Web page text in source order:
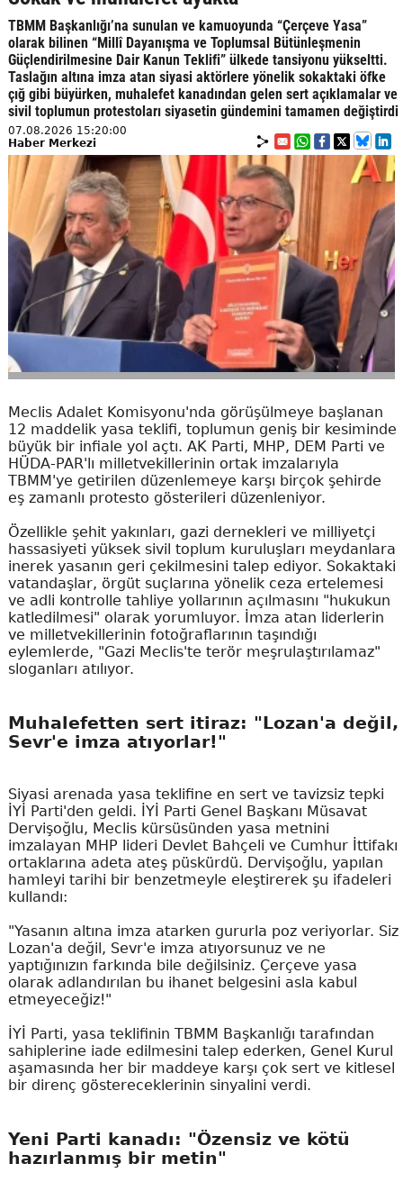
TBMM Başkanlığı’na sunulan ve kamuoyunda “Çerçeve Yasa”
olarak bilinen “Millî Dayanışma ve Toplumsal Bütünleşmenin
Güçlendirilmesine Dair Kanun Teklifi” ülkede tansiyonu yükseltti.
Taslağın altına imza atan siyasi aktörlere yönelik sokaktaki öfke
çığ gibi büyürken, muhalefet kanadından gelen sert açıklamalar ve
sivil toplumun protestoları siyasetin gündemini tamamen değiştirdi
07.08.2026 15:20:00
Haber Merkezi
Meclis Adalet Komisyonu'nda görüşülmeye başlanan
12 maddelik yasa teklifi, toplumun geniş bir kesiminde
büyük bir infiale yol açtı. AK Parti, MHP, DEM Parti ve
HÜDA-PAR'lı milletvekillerinin ortak imzalarıyla
TBMM'ye getirilen düzenlemeye karşı birçok şehirde
eş zamanlı protesto gösterileri düzenleniyor.
Özellikle şehit yakınları, gazi dernekleri ve milliyetçi
hassasiyeti yüksek sivil toplum kuruluşları meydanlara
inerek yasanın geri çekilmesini talep ediyor. Sokaktaki
vatandaşlar, örgüt suçlarına yönelik ceza ertelemesi
ve adli kontrolle tahliye yollarının açılmasını "hukukun
katledilmesi" olarak yorumluyor. İmza atan liderlerin
ve milletvekillerinin fotoğraflarının taşındığı
eylemlerde, "Gazi Meclis'te terör meşrulaştırılamaz"
sloganları atılıyor.
Muhalefetten sert itiraz: "Lozan'a değil,
Sevr'e imza atıyorlar!"
Siyasi arenada yasa teklifine en sert ve tavizsiz tepki
İYİ Parti'den geldi. İYİ Parti Genel Başkanı Müsavat
Dervişoğlu, Meclis kürsüsünden yasa metnini
imzalayan MHP lideri Devlet Bahçeli ve Cumhur İttifakı
ortaklarına adeta ateş püskürdü. Dervişoğlu, yapılan
hamleyi tarihi bir benzetmeyle eleştirerek şu ifadeleri
kullandı:
"Yasanın altına imza atarken gururla poz veriyorlar. Siz
Lozan'a değil, Sevr'e imza atıyorsunuz ve ne
yaptığınızın farkında bile değilsiniz. Çerçeve yasa
olarak adlandırılan bu ihanet belgesini asla kabul
etmeyeceğiz!"
İYİ Parti, yasa teklifinin TBMM Başkanlığı tarafından
sahiplerine iade edilmesini talep ederken, Genel Kurul
aşamasında her bir maddeye karşı çok sert ve kitlesel
bir direnç göstereceklerinin sinyalini verdi.
Yeni Parti kanadı: "Özensiz ve kötü
hazırlanmış bir metin"